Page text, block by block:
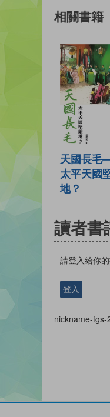
相關書籍
天國長
太平天國
地？
讀者書
請登入給你
登入
nickname-